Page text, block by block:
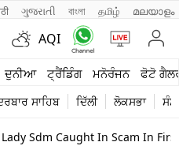
ગુજરાતી বাংলা தமிழ் മലയാളം
AQI
ਦੁਨੀਆ ਟ੍ਰੈਂਡਿੰਗ ਮਨੋਰੰਜਨ ਫੋਟੋ
ਸਾਹਿਬ ਦਿੱਲੀ ਲੋਕਸਭਾ
Lady Sdm Caught In Scam In